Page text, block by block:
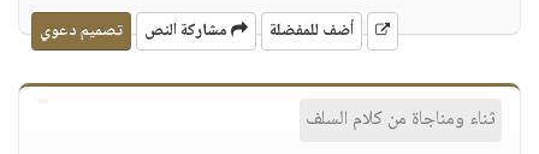
أضف للمفضلة مشاركة النص تصميم دعوي
ثناء ومناجاة من كلام السلف